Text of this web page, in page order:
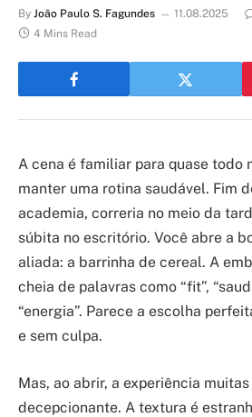
By João Paulo S. Fagundes 11.08.2025
4 Mins Read
A cena é familiar para quase todo
manter uma rotina saudável. Fim
academia, correria no meio da
súbita no escritório. Você abre a
aliada: a barrinha de cereal. A
cheia de palavras como “fit”,
“energia”. Parece a escolha
e sem culpa.
Mas, ao abrir, a experiência muitas
decepcionante. A textura é